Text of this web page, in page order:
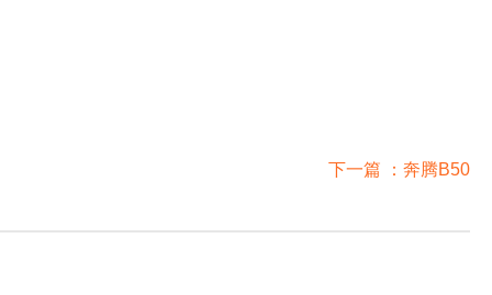
下一篇 ： 奔腾B50